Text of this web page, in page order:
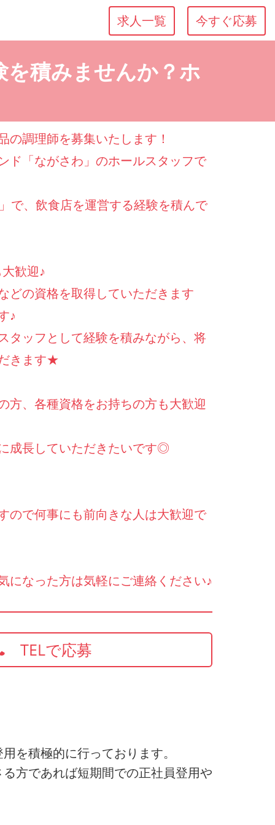
今すぐ応募
求人一覧
を積みませんか？ホ
調理師を募集いたします！
ド「ながさわ」のホールスタッフで
で、飲食店を運営する経験を積んで
歓迎♪
どの資格を取得していただきます
♪
タッフとして経験を積みながら、将
きます★
方、各種資格をお持ちの方も大歓迎
成長していただきたいです◎
ので何事にも前向きな人は大歓迎で
になった方は気軽にご連絡ください♪
TELで応募
を積極的に行っております。
方であれば短期間での正社員登用や